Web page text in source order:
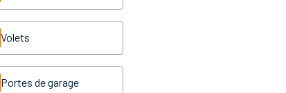
Volets
Portes de garage